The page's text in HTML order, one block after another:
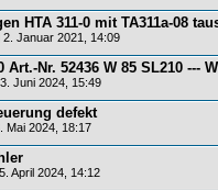
HTA 311-0 mit TA311a-08
2. Januar 2021, 14:09
Art.-Nr. 52436 W 85 SL210 ---
Juni 2024, 15:49
defekt
Mai 2024, 18:17
April 2024, 14:12